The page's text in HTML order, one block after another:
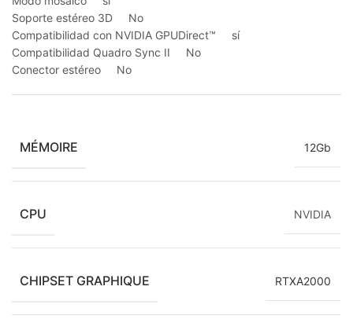
Soporte estéreo 3D No
Compatibilidad con NVIDIA GPUDirect™ sí
Compatibilidad Quadro Sync II No
Conector estéreo No
MÉMOIRE 12Gb
CPU NVIDIA
CHIPSET GRAPHIQUE RTXA2000